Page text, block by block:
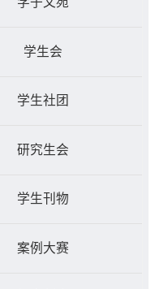
学生会
学生社团
研究生会
学生刊物
案例大赛